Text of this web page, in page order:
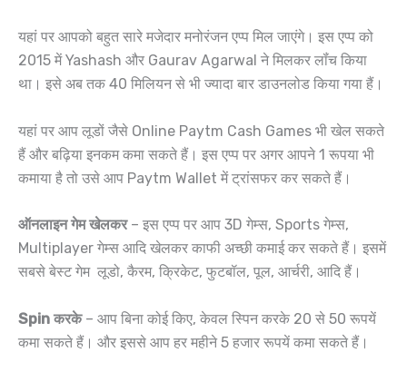
यहां पर आपको बहुत सारे मजेदार मनोरंजन एप्प मिल जाएंगे। इस एप्प को
2015 में Yashash और Gaurav Agarwal ने मिलकर लॉंच किया
था। इसे अब तक 40 मिलियन से भी ज्यादा बार डाउनलोड किया गया हैं।
यहां पर आप लूडों जैसे Online Paytm Cash Games भी खेल सकते
हैं और बढ़िया इनकम कमा सकते हैं। इस एप्प पर अगर आपने 1 रूपया भी
कमाया है तो उसे आप Paytm Wallet में ट्रांसफर कर सकते हैं।
ऑनलाइन गेम खेलकर– इस एप्प पर आप 3D गेम्स, Sports गेम्स,
Multiplayer गेम्स आदि खेलकर काफी अच्छी कमाई कर सकते हैं। इसमें
सबसे बेस्ट गेम लूडो, कैरम, क्रिकेट, फुटबॉल, पूल, आर्चरी, आदि हैं।
Spin करके– आप बिना कोई किए, केवल स्पिन करके 20 से 50 रूपयें
कमा सकते हैं। और इससे आप हर महीने 5 हजार रूपयें कमा सकते हैं।